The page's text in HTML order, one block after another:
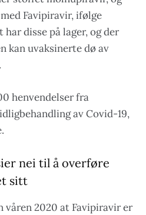
Favipiravir, ifølge
disse på lager, og der
kan uvaksinerte dø av
henvendelser fra
av Covid-19,
nei til å overføre
sitt
våren 2020 at Favipiravir er